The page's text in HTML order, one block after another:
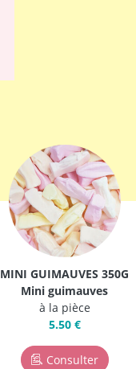
MINI GUIMAUVES 350G
Mini guimauves
à la pièce
5.50 €
Consulter